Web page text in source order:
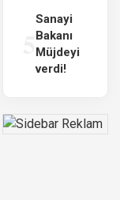
Sanayi
Bakanı
Müjdeyi
verdi!